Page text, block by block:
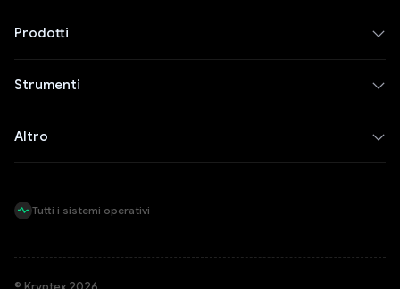
Prodotti
Strumenti
Altro
Tutti i sistemi operativi